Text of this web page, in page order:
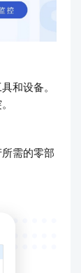
和设备。
需的零部